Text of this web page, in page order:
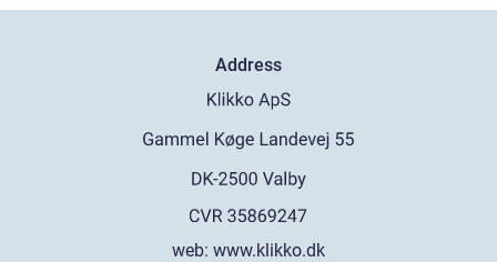
Address
web: www.klikko.dk